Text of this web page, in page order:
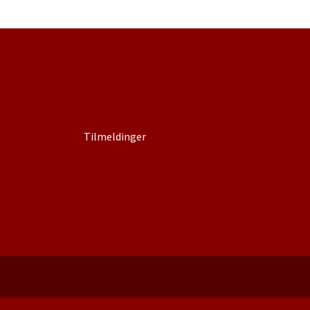
Tilmeldinger